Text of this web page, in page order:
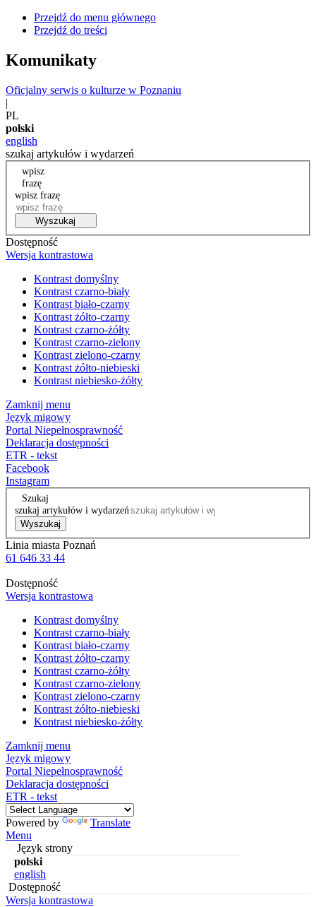
Przejdź do menu głównego
Przejdź do treści
Komunikaty
Oficjalny serwis o kulturze w Poznaniu
|
PL
polski
english
szukaj artykułów i wydarzeń
wpisz
frazę
wpisz frazę
Wyszukaj
Dostępność
Wersja kontrastowa
Kontrast domyślny
Kontrast czarno-biały
Kontrast biało-czarny
Kontrast żółto-czarny
Kontrast czarno-żółty
Kontrast czarno-zielony
Kontrast zielono-czarny
Kontrast żółto-niebieski
Kontrast niebiesko-żółty
Zamknij menu
Język migowy
Portal Niepełnosprawność
Deklaracja dostępności
ETR - tekst
Facebook
Instagram
Szukaj
szukaj artykułów i wydarzeń
Wyszukaj
Linia miasta Poznań
61 646 33 44
Dostępność
Wersja kontrastowa
Kontrast domyślny
Kontrast czarno-biały
Kontrast biało-czarny
Kontrast żółto-czarny
Kontrast czarno-żółty
Kontrast czarno-zielony
Kontrast zielono-czarny
Kontrast żółto-niebieski
Kontrast niebiesko-żółty
Zamknij menu
Język migowy
Portal Niepełnosprawność
Deklaracja dostępności
ETR - tekst
Powered by
Translate
Menu
Język strony
polski
english
Dostępność
Wersja kontrastowa